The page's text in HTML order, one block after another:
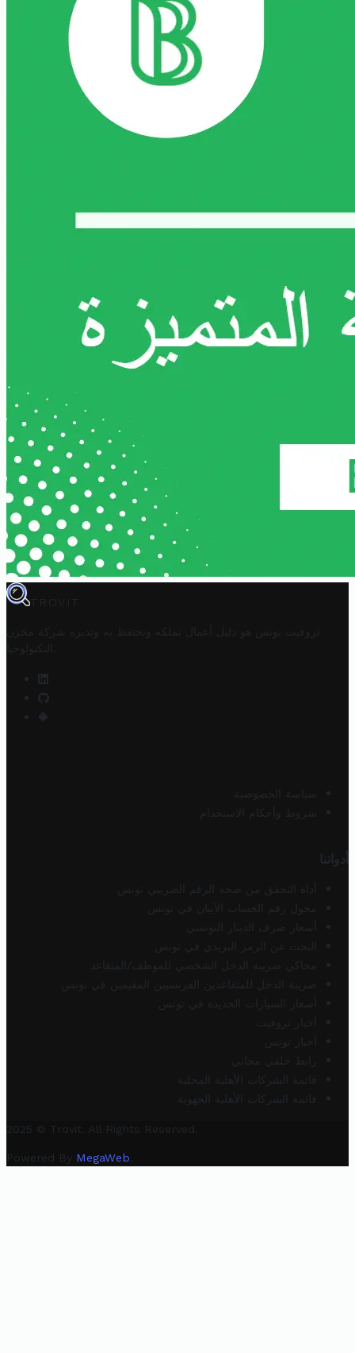
TROVIT
تروفيت تونس هو دليل أعمال تملكه وتحتفظ به وتديره
شركة مخزن
التكنولوجيا
سياسة الخصوصية
شروط وأحكام الاستخدام
أدواتنا
أداة التحقق من صحة الرقم الضريبي تونس
محول رقم الحساب الآيبان في تونس
أسعار صرف الدينار التونسي
البحث عن الرمز البريدي في تونس
محاكي ضريبة الدخل الشخصي للموظف/المتقاعد
ضريبة الدخل للمتقاعدين الفرنسيين المقيمين في تونس
أسعار السيارات الجديدة في تونس
أخبار تروفيت
أخبار تونس
رابط خلفي مجاني
قائمة الشركات الأهلية المحلية
قائمة الشركات الأهلية الجهوية
2025 © Trovit. All Rights Reserved.
Powered By MegaWeb